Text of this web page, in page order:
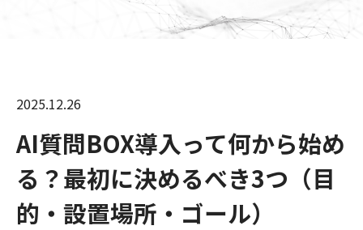
2025.12.26
AI質問BOX導入って何から始め
る？最初に決めるべき3つ（目
的・設置場所・ゴール）